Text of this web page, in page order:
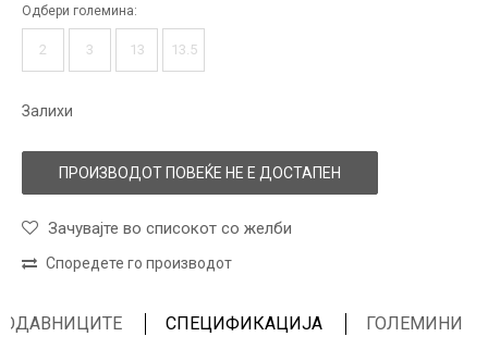
Одбери големина:
2 3 13 13.5
Залихи
ПРОИЗВОДОТ ПОВЕЌЕ НЕ Е ДОСТАПЕН
Зачувајте во списокот со желби
Споредете го производот
СПЕЦИФИКАЦИЈА ГОЛЕМИНИ